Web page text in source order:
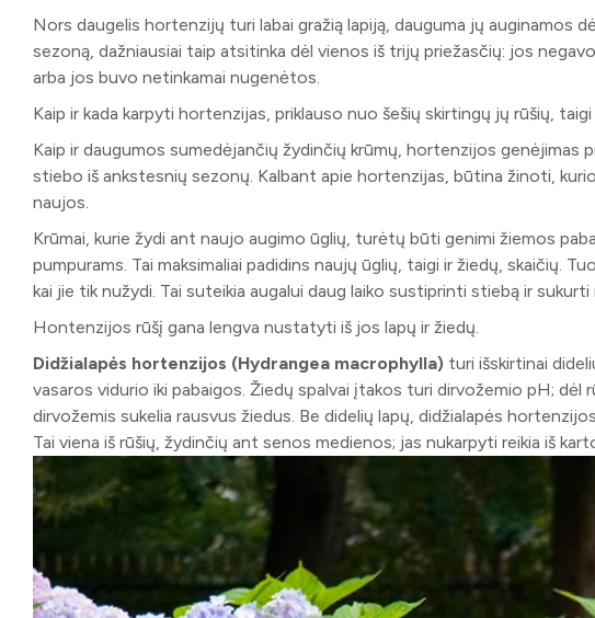
Nors daugelis hortenzijų turi labai gražią lapiją, dauguma jų auginamos
sezoną, dažniausiai taip atsitinka dėl vienos iš trijų priežasčių: jos
arba jos buvo netinkamai nugenėtos.
Kaip ir kada karpyti hortenzijas, priklauso nuo šešių skirtingų jų rūšių,
Kaip ir daugumos sumedėjančių žydinčių krūmų, hortenzijos genėjimas
stiebo iš ankstesnių sezonų. Kalbant apie hortenzijas, būtina žinoti,
naujos.
Krūmai, kurie žydi ant naujo augimo ūglių, turėtų būti genimi žiemos
pumpurams. Tai maksimaliai padidins naujų ūglių, taigi ir žiedų, skaičių.
kai jie tik nužydi. Tai suteikia augalui daug laiko sustiprinti stiebą ir
Hontenzijos rūšį gana lengva nustatyti iš jos lapų ir žiedų.
Didžialapės hortenzijos (Hydrangea macrophylla) turi išskirtinai
vasaros vidurio iki pabaigos. Žiedų spalvai įtakos turi dirvožemio pH; dėl
dirvožemis sukelia rausvus žiedus. Be didelių lapų, didžialapės
Tai viena iš rūšių, žydinčių ant senos medienos; jas nukarpyti reikia iš